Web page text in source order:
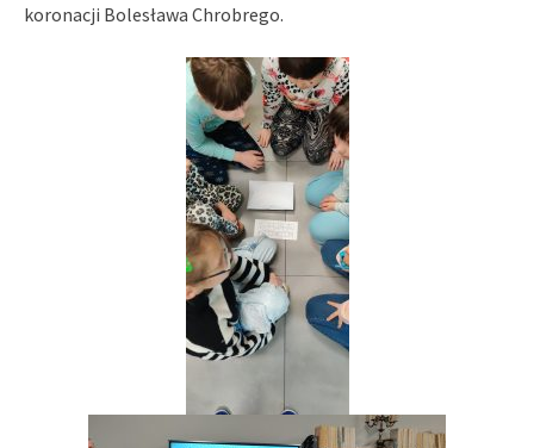
koronacji Bolesława Chrobrego.